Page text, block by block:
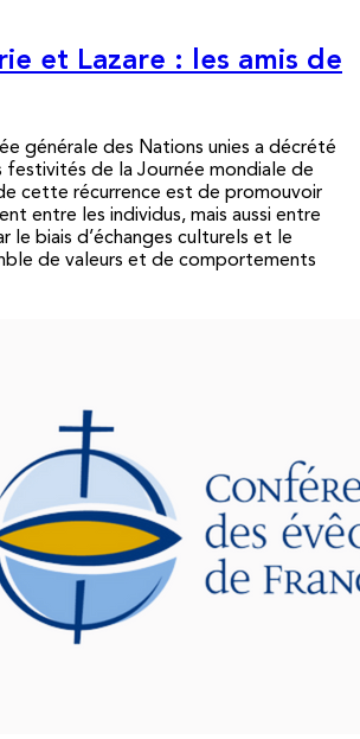
et Lazare : les amis de
générale des Nations unies a décrété
festivités de la Journée mondiale de
cette récurrence est de promouvoir
entre les individus, mais aussi entre
le biais d’échanges culturels et le
de valeurs et de comportements